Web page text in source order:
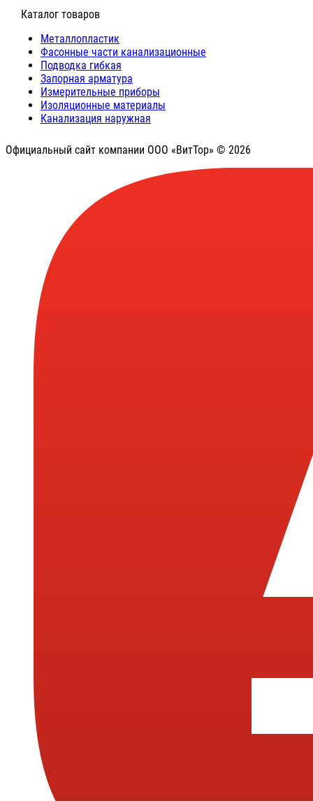
⠀Каталог товаров
Металлопластик
Фасонные части канализационные
Подводка гибкая
Запорная арматура
Измерительные приборы
Изоляционные материалы
Канализация наружная
Официальный сайт компании ООО «ВитТор» © 2026